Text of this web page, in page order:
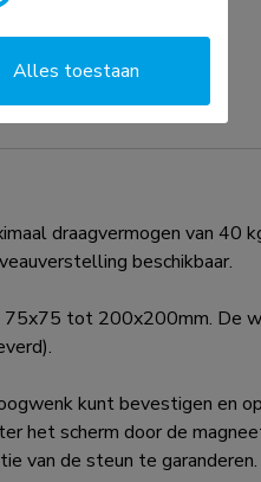
draagvermogen van 40
beschikbaar.
75x75 tot 200x200mm. De
kunt bevestigen en
het scherm door de
van de steun te garanderen.
Alles toestaan